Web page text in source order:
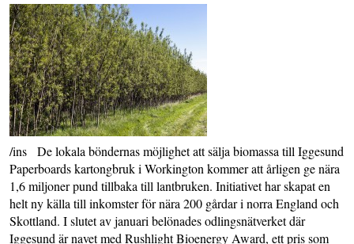
/ins De lokala böndernas möjlighet att sälja biomassa till Iggesund
Paperboards kartongbruk i Workington kommer att årligen ge nära
1,6 miljoner pund tillbaka till lantbruken. Initiativet har skapat en
helt ny källa till inkomster för nära 200 gårdar i norra England och
Skottland. I slutet av januari belönades odlingsnätverket där
Iggesund är navet med Rushlight Bioenergy Award, ett pris som